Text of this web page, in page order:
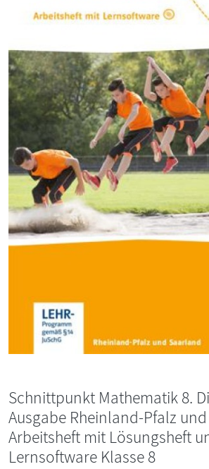
Schnittpunkt Mathematik 8.
Ausgabe Rheinland-Pfalz
Arbeitsheft mit Lösungsheft
Lernsoftware Klasse 8